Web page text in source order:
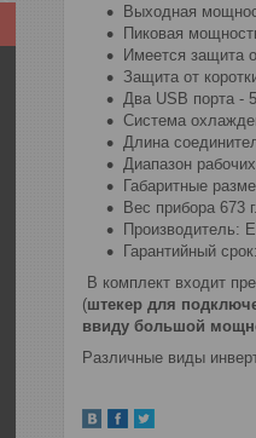
Выходная
Пиковая
Имеется защита
Защита от
Два USB порта -
Система
Длина
Диапазон
Габаритные
Вес прибора 673 г.
Производитель:
Гарантийный
В комплект входит
(штекер для
ввиду большой
Различные виды